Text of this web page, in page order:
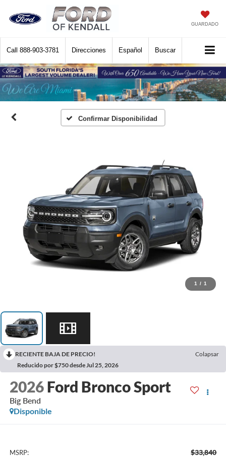
GUARDADO
Call 888-903-3781 Direcciones Español Buscar
Confirmar Disponibilidad
1 / 1
RECIENTE BAJA DE PRECIO!
Colapsar
Reducido por $750 desde Jul 25, 2026
2026 Ford Bronco Sport
Big Bend
Disponible
MSRP: $33,840